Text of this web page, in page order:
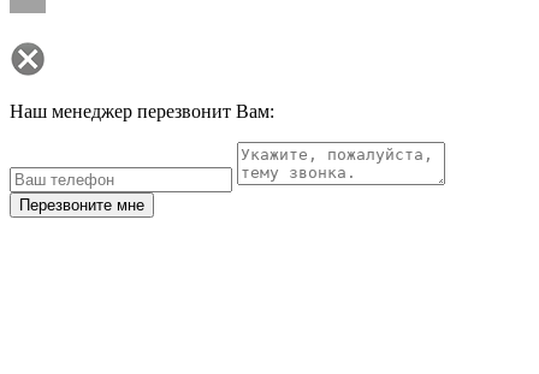
Наш менеджер перезвонит Вам:
Перезвоните мне